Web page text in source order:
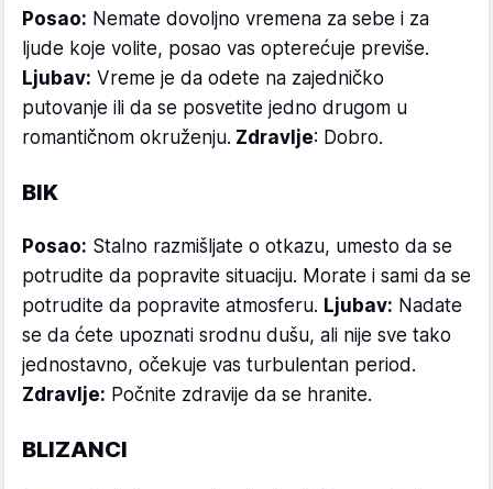
Posao: Nemate dovoljno vremena za sebe i za
ljude koje volite, posao vas opterećuje previše.
Ljubav: Vreme je da odete na zajedničko
putovanje ili da se posvetite jedno drugom u
romantičnom okruženju. Zdravlje: Dobro.
BIK
Posao: Stalno razmišljate o otkazu, umesto da se
potrudite da popravite situaciju. Morate i sami da se
potrudite da popravite atmosferu. Ljubav: Nadate
se da ćete upoznati srodnu dušu, ali nije sve tako
jednostavno, očekuje vas turbulentan period.
Zdravlje: Počnite zdravije da se hranite.
BLIZANCI